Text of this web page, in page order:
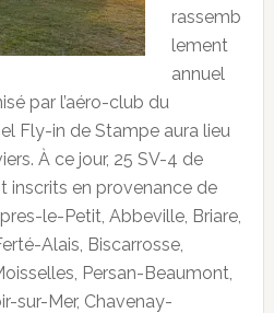
rassemb
lement
annuel
par l’aéro-club du
Fly-in de Stampe aura lieu
À ce jour, 25 SV-4 de
inscrits en provenance de
le-Petit, Abbeville, Briare,
Alais, Biscarrosse,
Persan-Beaumont,
sur-Mer, Chavenay-